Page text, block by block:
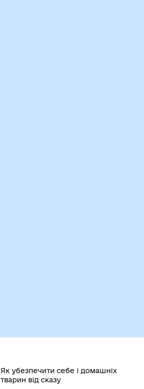
Як убезпечити себе і домашніх
тварин від сказу